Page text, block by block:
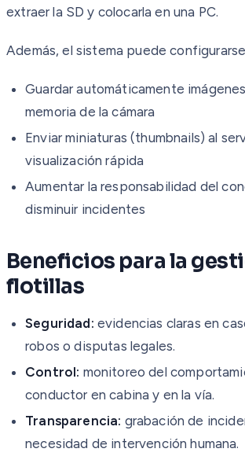
extraer la SD y colocarla en una PC.
Además, el sistema puede
Guardar automáticamente
memoria de la cámara
Enviar miniaturas (thumbnails) al
visualización rápida
Aumentar la responsabilidad del
disminuir incidentes
Beneficios para la
flotillas
Seguridad: evidencias claras en
robos o disputas legales.
Control: monitoreo del
conductor en cabina y en la vía.
Transparencia: grabación de
necesidad de intervención humana.